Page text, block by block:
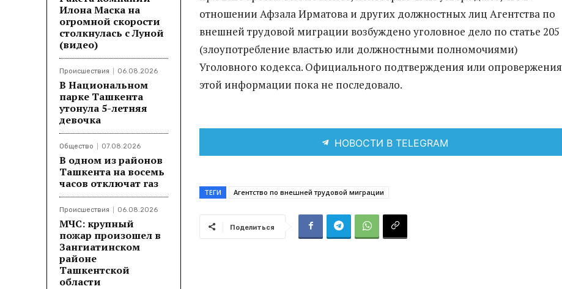
Илона Маска на
огромной скорости
столкнулась с Луной
(видео)
Происшествия 06.08.2026
В Национальном
парке Ташкента
утонула 5-летняя
девочка
Общество 07.08.2026
В одном из районов
Ташкента на восемь
часов отключат газ
Происшествия 06.08.2026
МЧС: крупный
пожар произошел в
Зангиатинском
районе
Ташкентской
области
отношении Афзала Ирматова и других должностных лиц Агентства по
внешней трудовой миграции возбуждено уголовное дело по статье 205
(злоупотребление властью или должностными полномочиями)
Уголовного кодекса. Официального подтверждения или опровержения
этой информации пока не последовало.
НОВОСТИ В TELEGRAM
ТЕГИ Агентство по внешней трудовой миграции
Поделиться